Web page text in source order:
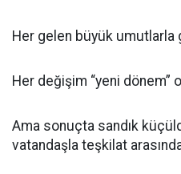
Her gelen büyük umutlarla
Her değişim “yeni dönem”
Ama sonuçta sandık
vatandaşla teşkilat